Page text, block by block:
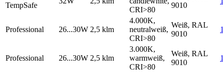
TempSafe
CRI>80
9010
Professional 26...30W 2,5 klm
4.000K,
neutralweiß,
CRI>80
Weiß, RAL
9010
Professional 26...30W 2,5 klm
3.000K,
warmweiß,
CRI>80
Weiß, RAL
9010